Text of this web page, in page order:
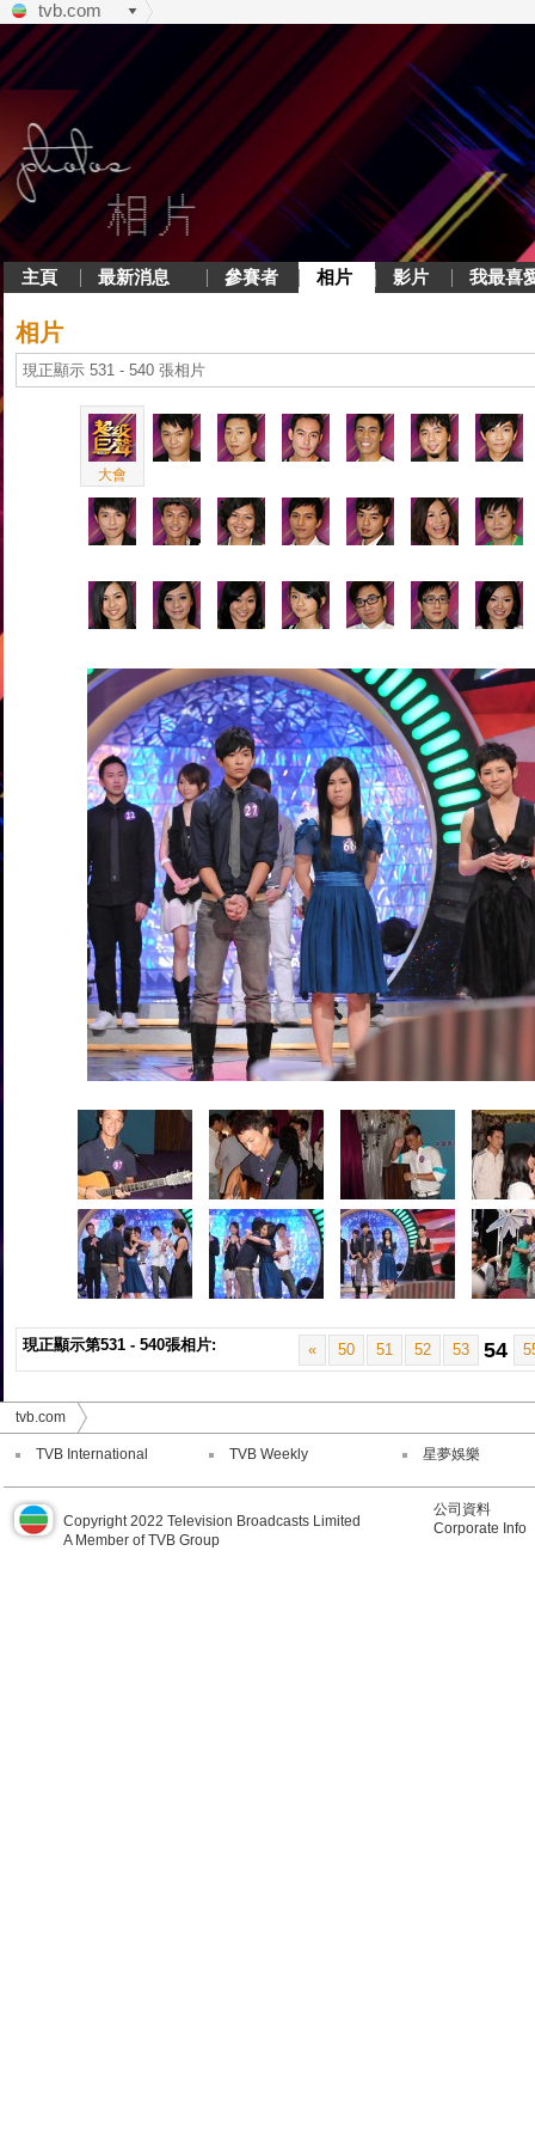
tvb.com
主頁 最新消息 參賽者 相片 影片 我最喜
相片
現正顯示 531 - 540 張相片
大會
現正顯示第531 - 540張相片: « 50 51 52 53 54
tvb.com
TVB International TVB Weekly 星夢娛樂
Copyright 2022 Television Broadcasts Limited
A Member of TVB Group
公司資料
Corporate Info